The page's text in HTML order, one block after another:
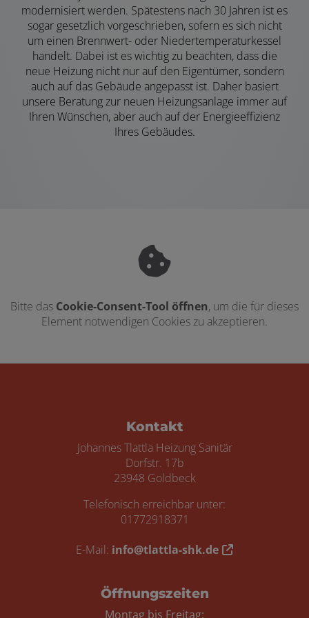
modernisiert werden. Spätestens nach 30 Jahren ist es
sogar gesetzlich vorgeschrieben, sofern es sich nicht
um einen Brennwert- oder Niedertemperaturkessel
handelt. Dabei ist es wichtig zu beachten, dass die
neue Heizung nicht nur auf den Eigentümer, sondern
auch auf das Gebäude angepasst ist. Daher basiert
unsere Beratung zur neuen Heizungsanlage immer auf
Ihren Wünschen, aber auch auf der Energieeffizienz
Ihres Gebäudes.
Bitte das Cookie-Consent-Tool öffnen, um die für dieses
Element notwendigen Cookies zu akzeptieren.
Kontakt
Johannes Tlattla Heizung Sanitär
Dorfstr. 17b
23948 Goldbeck
Telefonisch erreichbar unter:
01772918371
E-Mail: info@tlattla-shk.de
Öffnungszeiten
Montag bis Freitag: